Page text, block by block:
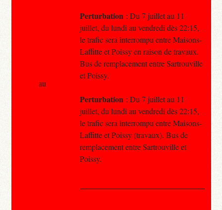
Perturbation : Du 7 juillet au 11
juillet, du lundi au vendredi dès 22:15,
le trafic sera interrompu entre Maisons-
Laffitte et Poissy en raison de travaux.
Bus de remplacement entre Sartrouville
et Poissy.
Perturbation : Du 7 juillet au 11
juillet, du lundi au vendredi dès 22:15,
le trafic sera interrompu entre Maisons-
Laffitte et Poissy (travaux). Bus de
remplacement entre Sartrouville et
Poissy.
au